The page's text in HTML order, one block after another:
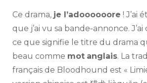
Ce drama, je l’adoooooore ! J’ai
que j’ai vu sa bande-annonce.
ce que signifie le titre du drama
beau comme mot anglais. La
français de Bloodhound est «